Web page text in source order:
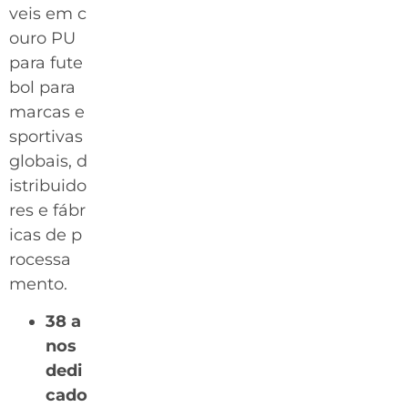
veis em c
ouro PU
para fute
bol para
marcas e
sportivas
globais, d
istribuido
res e fábr
icas de p
rocessa
mento.
38 a
nos
dedi
cado